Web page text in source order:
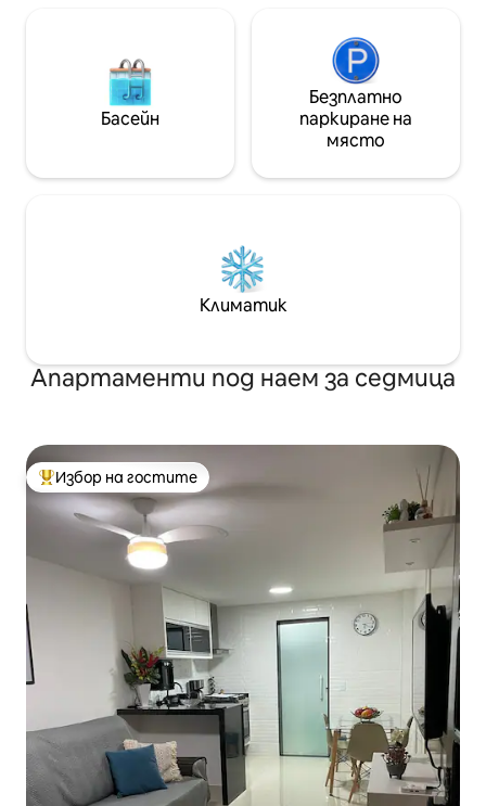
Басейн
Безплатно
паркиране на
място
Климатик
Апартаменти под наем за седмица
Най-популярен избор на гостите
Избор на гостите